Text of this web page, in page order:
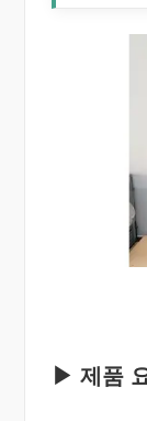
▶ 제품